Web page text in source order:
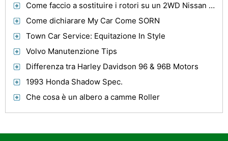
Come faccio a sostituire i rotori su un 2WD Nissan Pathfinder?
Come dichiarare My Car Come SORN
Town Car Service: Equitazione In Style
Volvo Manutenzione Tips
Differenza tra Harley Davidson 96 & 96B Motors
1993 Honda Shadow Spec.
Che cosa è un albero a camme Roller